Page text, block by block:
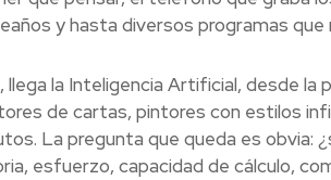
y hasta diversos programas
llega la Inteligencia Artificial, desde
de cartas, pintores con estilos
La pregunta que queda es obvia:
esfuerzo, capacidad de cálculo,